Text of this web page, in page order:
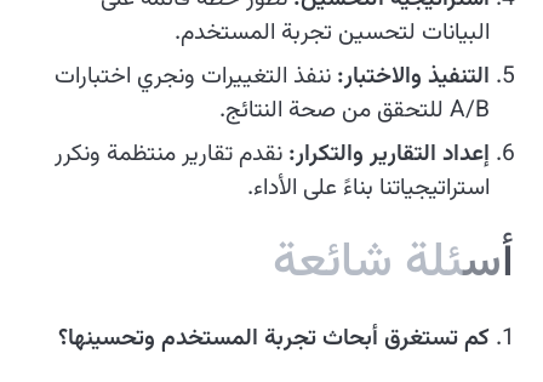
البيانات لتحسين تجربة المستخدم.
التنفيذ والاختبار: ننفذ التغييرات ونجري اختبارات
A/B للتحقق من صحة النتائج.
إعداد التقارير والتكرار: نقدم تقارير منتظمة ونكرر
استراتيجياتنا بناءً على الأداء.
أسئلة شائعة
كم تستغرق أبحاث تجربة المستخدم وتحسينها؟